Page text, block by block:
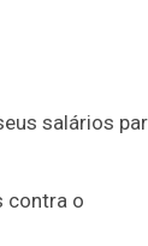
salários
contra o